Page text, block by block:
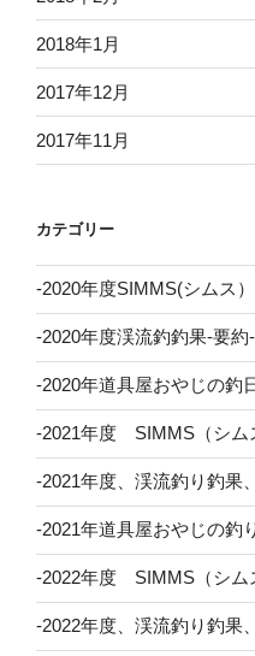
2018年1月
2017年12月
2017年11月
カテゴリー
-2020年度SIMMS(シムス
-2020年度渓流釣釣果-要約-
-2020年道具屋おやじの釣
-2021年度 SIMMS（シム
-2021年度、渓流釣り釣果
-2021年道具屋おやじの釣
-2022年度 SIMMS（シム
-2022年度、渓流釣り釣果